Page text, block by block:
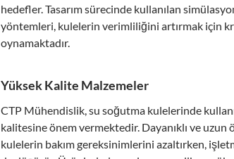
hedefler. Tasarım sürecinde kullanılan
yöntemleri, kulelerin verimliliğini artırmak için
oynamaktadır.
Yüksek Kalite Malzemeler
CTP Mühendislik, su soğutma kulelerinde
kalitesine önem vermektedir. Dayanıklı ve uzun
kulelerin bakım gereksinimlerini azaltırken,